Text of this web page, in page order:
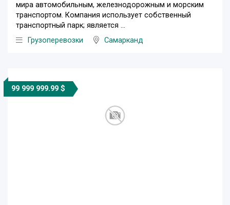
мира автомобильным, железнодорожным и морским
транспортом. Компания использует собственный
транспортный парк; является ...
Грузоперевозки
Самарканд
99 999 999.99 $